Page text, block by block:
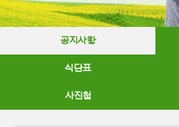
공지사항
식단표
사진첩